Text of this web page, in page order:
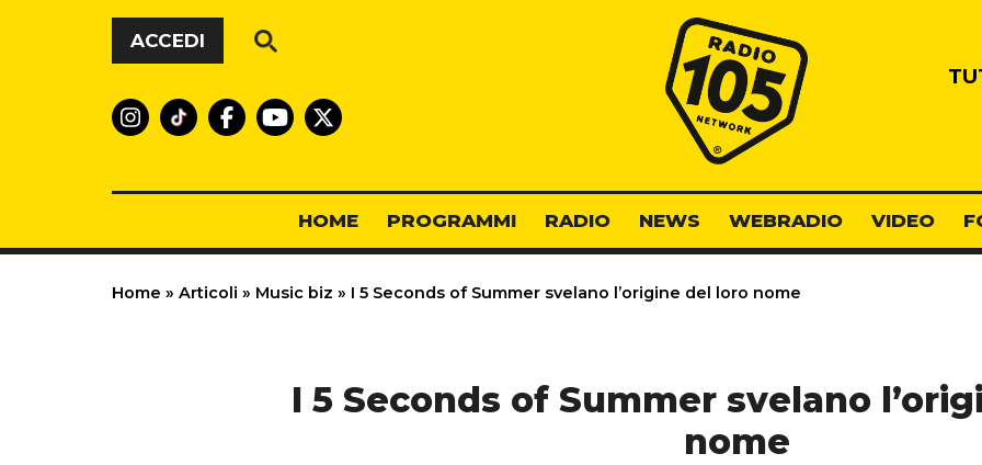
Vai al contenuto
ACCEDI
Radio 105
HOME PROGRAMMI RADIO NEWS WEBRADIO VIDEO
Home » Articoli » Music biz » I 5 Seconds of Summer svelano l’origine del loro nome
I 5 Seconds of Summer svelano
nome